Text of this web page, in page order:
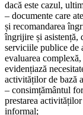
dacă este cazul,
– documente care
și recomandarea
îngrijire și asistență,
serviciile publice de
evaluarea
evidențiază
activităților de bază
– consimțământul
prestarea
informal;